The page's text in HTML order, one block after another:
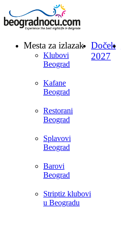
Mesta za izlazak
Klubovi
Beograd
Kafane
Beograd
Restorani
Beograd
Splavovi
Beograd
Barovi
Beograd
Striptiz klubovi
u Beogradu
Doček
2027